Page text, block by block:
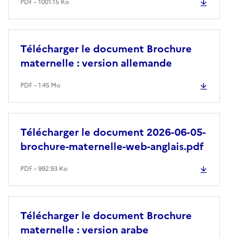
Télécharger le document Brochure
maternelle : version allemande
PDF – 1.45 Mo
Télécharger le document 2026-06-05-
brochure-maternelle-web-anglais.pdf
PDF – 992.93 Ko
Télécharger le document Brochure
maternelle : version arabe